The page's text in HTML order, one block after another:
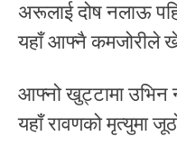
अरूलाई दोष नलाऊ
यहाँ आफ्नै कमजोरीले
आफ्नो खुट्टामा
यहाँ रावणको मृत्युमा